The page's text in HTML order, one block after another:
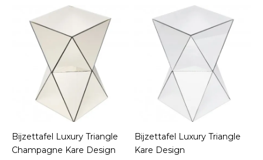
Bijzettafel Luxury Triangle
Champagne Kare Design
Bijzettafel Luxury Triangle
Kare Design